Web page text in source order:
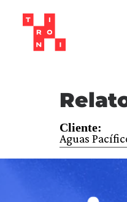
Cliente:
Aguas